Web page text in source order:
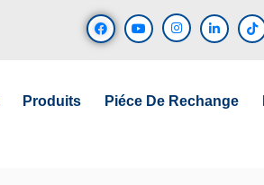
Produits Piéce De Rechange